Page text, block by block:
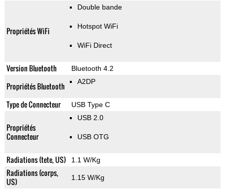
Propriétés WiFi
Double bande
Hotspot WiFi
WiFi Direct
Version Bluetooth Bluetooth 4.2
Propriétés Bluetooth A2DP
Type de Connecteur USB Type C
Propriétés
Connecteur
USB 2.0
USB OTG
Radiations (tete, US) 1.1 W/Kg
Radiations (corps,
US)
1.15 W/Kg